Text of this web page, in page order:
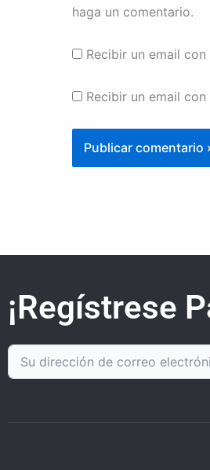
haga un comentario.
Recibir un email
Recibir un email
¡Regístrese